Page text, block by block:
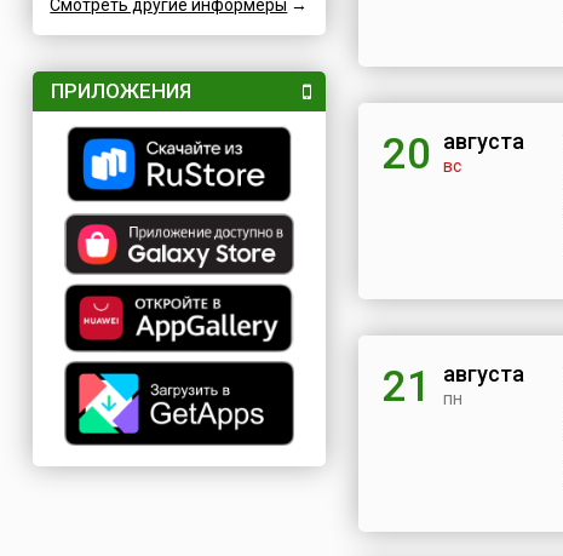
Смотреть другие информеры →
ПРИЛОЖЕНИЯ
20 августа
вс
21 августа
пн